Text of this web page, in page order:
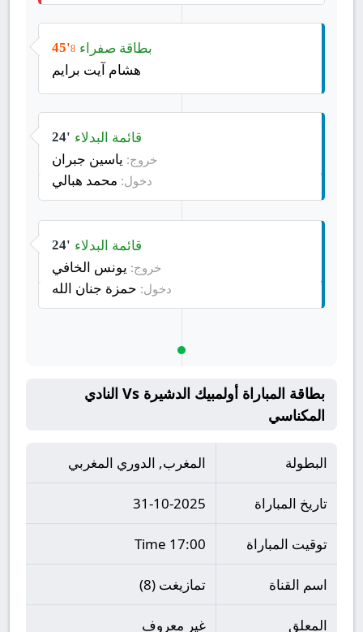
45'8 بطاقة صفراء
هشام آيت برايم
24' قائمة البدلاء
خروج: ياسين جبران
دخول: محمد هبالي
24' قائمة البدلاء
خروج: يونس الخافي
دخول: حمزة جنان الله
بطاقة المباراة أولمبيك الدشيرة Vs النادي
المكناسي
البطولة المغرب, الدوري المغربي
تاريخ المباراة 31-10-2025
توقيت المباراة 17:00 Time
اسم القناة تمازيغت (8)
المعلق غير معروف